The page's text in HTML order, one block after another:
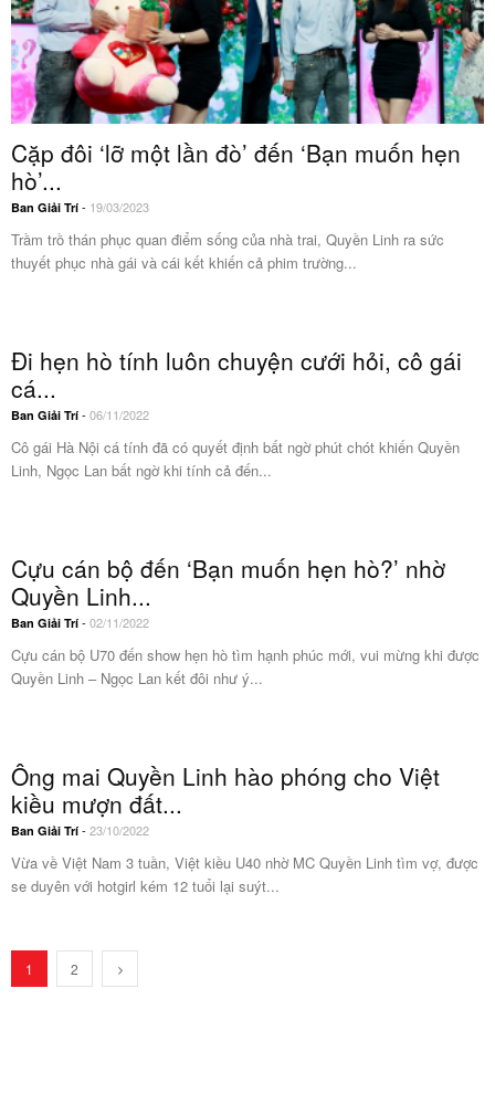
Cặp đôi ‘lỡ một lần đò’ đến ‘Bạn muốn hẹn
hò’...
Ban Giải Trí - 19/03/2023
Trầm trồ thán phục quan điểm sống của nhà trai, Quyền Linh ra sức
thuyết phục nhà gái và cái kết khiến cả phim trường...
Đi hẹn hò tính luôn chuyện cưới hỏi, cô gái
cá...
Ban Giải Trí - 06/11/2022
Cô gái Hà Nội cá tính đã có quyết định bất ngờ phút chót khiến Quyền
Linh, Ngọc Lan bất ngờ khi tính cả đến...
Cựu cán bộ đến ‘Bạn muốn hẹn hò?’ nhờ
Quyền Linh...
Ban Giải Trí - 02/11/2022
Cựu cán bộ U70 đến show hẹn hò tìm hạnh phúc mới, vui mừng khi được
Quyền Linh – Ngọc Lan kết đôi như ý...
Ông mai Quyền Linh hào phóng cho Việt
kiều mượn đất...
Ban Giải Trí - 23/10/2022
Vừa về Việt Nam 3 tuần, Việt kiều U40 nhờ MC Quyền Linh tìm vợ, được
se duyên với hotgirl kém 12 tuổi lại suýt...
1 2